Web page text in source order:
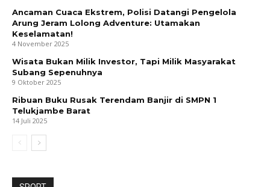
Ancaman Cuaca Ekstrem, Polisi Datangi Pengelola
Arung Jeram Lolong Adventure: Utamakan
Keselamatan!
4 November 2025
Wisata Bukan Milik Investor, Tapi Milik Masyarakat
Subang Sepenuhnya
9 Oktober 2025
Ribuan Buku Rusak Terendam Banjir di SMPN 1
Telukjambe Barat
14 Juli 2025